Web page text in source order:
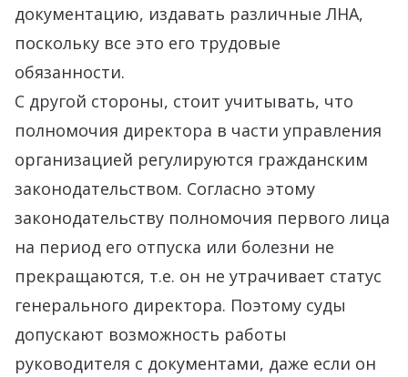
документацию, издавать различные ЛНА,
поскольку все это его трудовые
обязанности.
С другой стороны, стоит учитывать, что
полномочия директора в части управления
организацией регулируются гражданским
законодательством. Согласно этому
законодательству полномочия первого лица
на период его отпуска или болезни не
прекращаются, т.е. он не утрачивает статус
генерального директора. Поэтому суды
допускают возможность работы
руководителя с документами, даже если он